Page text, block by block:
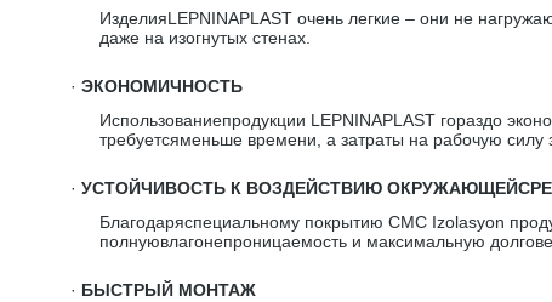
ИзделияLEPNINAPLAST очень легкие – они не
даже на изогнутых стенах.
· ЭКОНОМИЧНОСТЬ
Использованиепродукции LEPNINAPLAST гораздо
требуетсяменьше времени, а затраты на рабочую силу
· УСТОЙЧИВОСТЬ К ВОЗДЕЙСТВИЮ
Благодаряспециальному покрытию CMC Izolasyon
полнуювлагонепроницаемость и максимальную
· БЫСТРЫЙ МОНТАЖ